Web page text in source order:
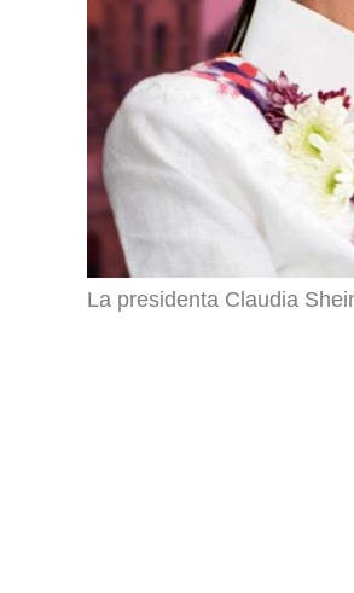
La presidenta Claudia